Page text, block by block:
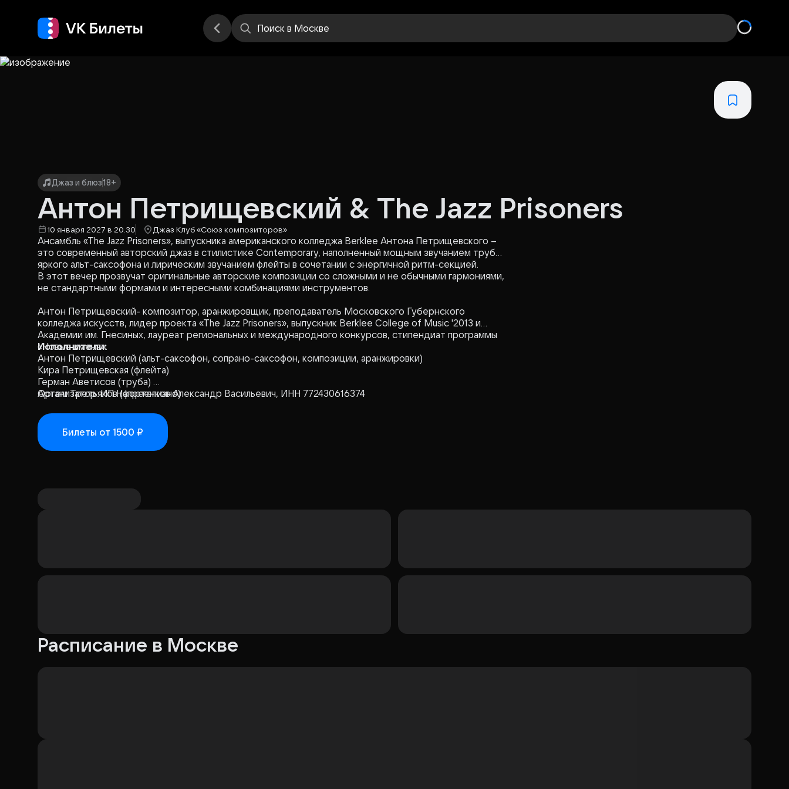
Поиск в Москве
Джаз и блюз18+
Антон Петрищевский & The Jazz Prisoners
10 января 2027 в 20.30 Джаз Клуб «Союз композиторов»
Ансамбль «The Jazz Prisoners», выпускника американского колледжа Berklee Антона Петрищевского –
это современный авторский джаз в стилистике Contemporary, наполненный мощным звучанием трубы,
яркого альт-саксофона и лирическим звучанием флейты в сочетании с энергичной ритм-секцией.
В этот вечер прозвучат оригинальные авторские композиции со сложными и не обычными гармониями,
не стандартными формами и интересными комбинациями инструментов.
Антон Петрищевский- композитор, аранжировщик, преподаватель Московского Губернского
колледжа искусств, лидер проекта «The Jazz Prisoners», выпускник Berklee College of Music '2013 и
Академии им. Гнесиных, лауреат региональных и международного конкурсов, стипендиат программы
«Новые имена».
Исполнители:
Антон Петрищевский (альт-саксофон, сопрано-саксофон, композиции, аранжировки)
Кира Петрищевская (флейта)
Герман Аветисов (труба)
Артем Третьяков (фортепиано)
Антон Антонов (ударные)
Организатор: ИП Напреенков Александр Васильевич, ИНН 772430616374
Билеты от 1500 ₽
Расписание в Москве